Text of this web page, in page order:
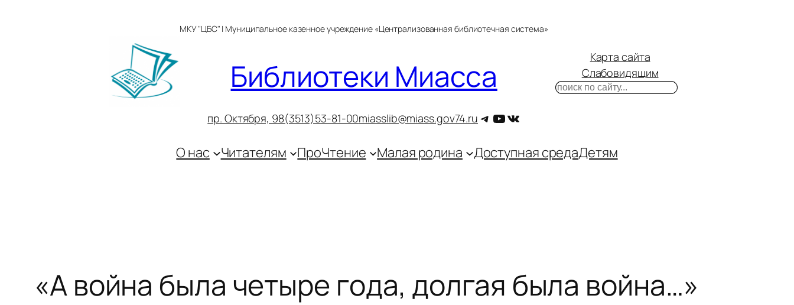
МКУ "ЦБС" | Муниципальное казенное учреждение «Централизованная библиотечная система»
Библиотеки Миасса
пр. Октября, 98(3513)53-81-00miasslib@miass.gov74.ru Telegram
YouTube
ВКонтакте
Карта сайта
Слабовидящим
Поиск
О нас Читателям ПроЧтение Малая родина Доступная средаДетям
«А война была четыре года, долгая была война…»